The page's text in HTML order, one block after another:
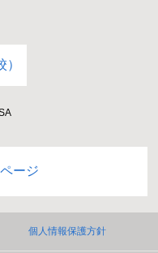
ージ
個人情報保護方針